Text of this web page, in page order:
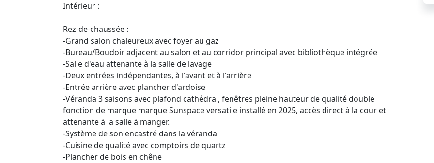
Intérieur :
Rez-de-chaussée :
-Grand salon chaleureux avec foyer au gaz
-Bureau/Boudoir adjacent au salon et au corridor principal avec bibliothèque intégrée
-Salle d'eau attenante à la salle de lavage
-Deux entrées indépendantes, à l'avant et à l'arrière
-Entrée arrière avec plancher d'ardoise
-Véranda 3 saisons avec plafond cathédral, fenêtres pleine hauteur de qualité double
fonction de marque marque Sunspace versatile installé en 2025, accès direct à la cour et
attenante à la salle à manger.
-Système de son encastré dans la véranda
-Cuisine de qualité avec comptoirs de quartz
-Plancher de bois en chêne